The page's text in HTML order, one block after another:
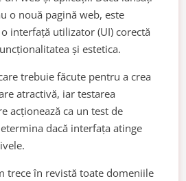
o nouă pagină web, este
interfață utilizator (UI) corectă
și estetica.
trebuie făcute pentru a crea
atractivă, iar testarea
acționează ca un test de
dacă interfața atinge
trece în revistă toate domeniile